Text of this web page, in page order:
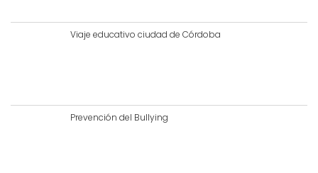
Viaje educativo ciudad de Córdoba
Prevención del Bullying